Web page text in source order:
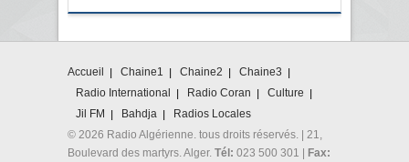
Accueil Chaine1 Chaine2
Chaine3
Radio International
Radio Coran
Culture
Jil FM
Bahdja
Radios Locales
© 2026 Radio Algérienne. tous droits réservés. | 21,
Boulevard des martyrs. Alger. Tél: 023 500 301 | Fax: